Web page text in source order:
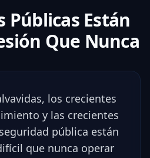
Públicas Están
Que Nunca
los crecientes
y las crecientes
pública están
que nunca operar